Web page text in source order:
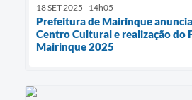
18 SET 2025 - 14h05
Prefeitura de Mairinque
Centro Cultural e realização do
Mairinque 2025